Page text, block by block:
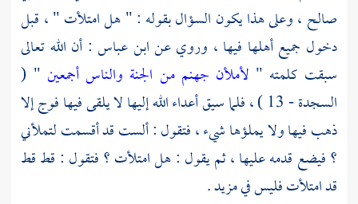
صالح ، وعلى هذا يكون السؤال بقوله : " هل امتلأت " ، قبل
دخول جميع أهلها فيها ، وروي عنابن عباس : أن الله تعالى
سبقت كلمته " لأملأن جهنم من الجنة والناس أجمعين " (
السجدة - 13 ) ، فلما سيق أعداء الله إليها لا يلقى فيها فوج إلا
ذهب فيها ولا يملؤها شيء ، فتقول : ألست قد أقسمت لتملأني
؟ فيضع قدمه عليها ، ثم يقول : هل امتلأت ؟ فتقول : قط قط
قد امتلأت فليس في مزيد .